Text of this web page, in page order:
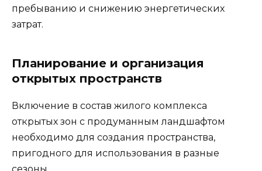
пребыванию и снижению энергетических
затрат.
Планирование и организация
открытых пространств
Включение в состав жилого комплекса
открытых зон с продуманным ландшафтом
необходимо для создания пространства,
пригодного для использования в разные